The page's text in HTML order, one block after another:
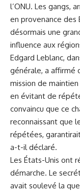
l’ONU. Les gangs,
en provenance des
désormais une
influence aux
Edgard Leblanc,
générale, a affirmé
mission de
en évitant de
convaincu que ce
reconnaissant que
répétées,
a-t-il déclaré.
Les États-Unis ont
démarche. Le
avait soulevé la